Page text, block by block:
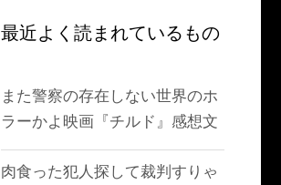
最近よく読まれているもの
また警察の存在しない世界のホ
ラーかよ映画『チルド』感想文
肉食った犯人探して裁判すりゃ